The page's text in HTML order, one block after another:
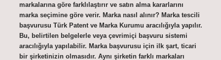
markalarına göre farklılaştırır ve satın alma kararlarını
marka seçimine göre verir. Marka nasıl alınır? Marka tescili
başvurusu Türk Patent ve Marka Kurumu aracılığıyla yapılır.
Bu, belirtilen belgelerle veya çevrimiçi başvuru sistemi
aracılığıyla yapılabilir. Marka başvurusu için ilk şart, ticari
bir şirketinizin olmasıdır. Aynı şirketin farklı markaları